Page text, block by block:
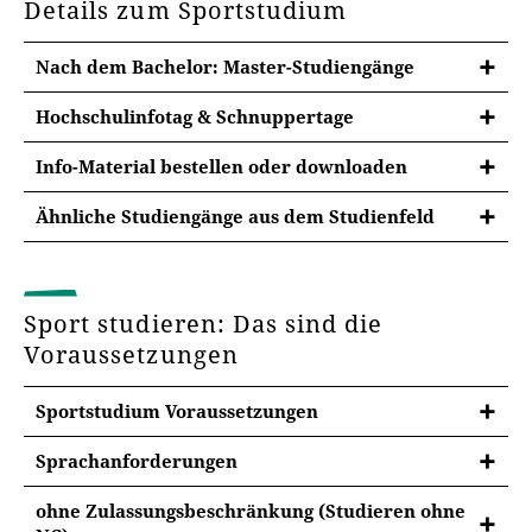
Details zum Sportstudium
Nach dem Bachelor: Master-Studiengänge
Hochschulinfotag & Schnuppertage
Infotage
Hochschulinfotag
Info-Material bestellen oder downloaden
Ähnliche Studiengänge aus dem Studienfeld
Wenn Sie den Sport mit Lehramt verbinden möchten,
studieren Sie doch:
Bachelor-Studiengang Primarpädagogik
Entdecken Sie weitereStudienfelder
Universität Erfurt!
Sport studieren: Das sind die
Voraussetzungen
Sportstudium Voraussetzungen
Sprachanforderungen
Sprachanforderungen im Studium
ohne Zulassungsbeschränkung (Studieren ohne